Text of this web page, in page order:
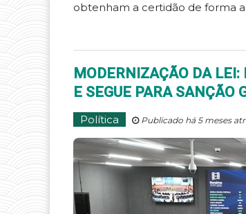
obtenham a certidão de forma
MODERNIZAÇÃO DA
E SEGUE PARA SANÇÃO
Política Publicado há 5 meses